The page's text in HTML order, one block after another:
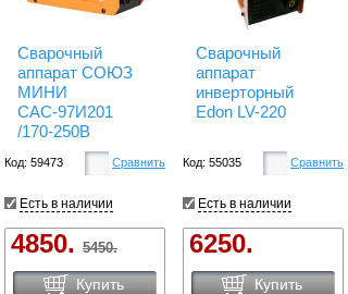
Сварочный
аппарат СОЮЗ
МИНИ
САС-97И201
/170-250В
Код: 59473 Сравнить
Есть в наличии
4850. 5450.
Купить
Сварочный
аппарат
инверторный
Edon LV-220
Код: 55035 Сравнить
Есть в наличии
6250.
Купить